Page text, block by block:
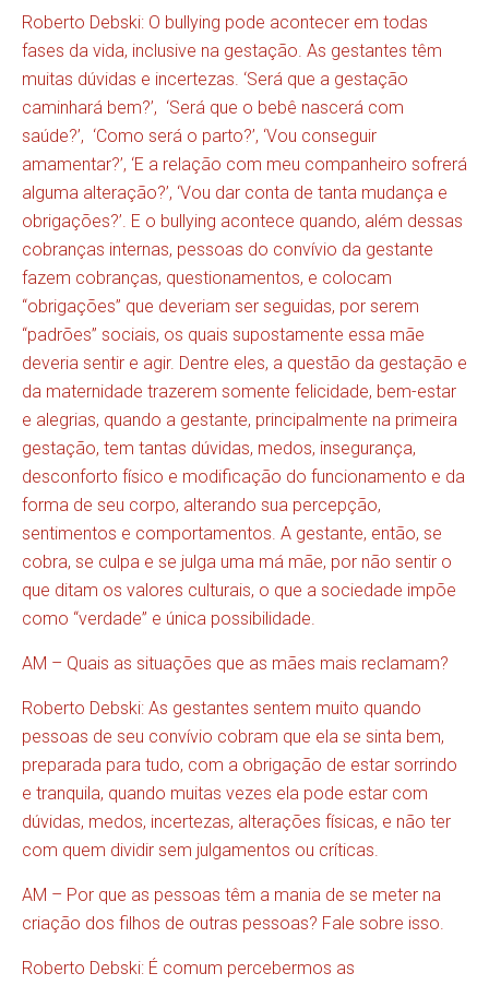
Roberto Debski: O bullying pode acontecer em todas
fases da vida, inclusive na gestação. As gestantes têm
muitas dúvidas e incertezas. ‘Será que a gestação
caminhará bem?’, ‘Será que o bebê nascerá com
saúde?’, ‘Como será o parto?’, ‘Vou conseguir
amamentar?’, ‘E a relação com meu companheiro sofrerá
alguma alteração?’, ‘Vou dar conta de tanta mudança e
obrigações?’. E o bullying acontece quando, além dessas
cobranças internas, pessoas do convívio da gestante
fazem cobranças, questionamentos, e colocam
“obrigações” que deveriam ser seguidas, por serem
“padrões” sociais, os quais supostamente essa mãe
deveria sentir e agir. Dentre eles, a questão da gestação e
da maternidade trazerem somente felicidade, bem-estar
e alegrias, quando a gestante, principalmente na primeira
gestação, tem tantas dúvidas, medos, insegurança,
desconforto físico e modificação do funcionamento e da
forma de seu corpo, alterando sua percepção,
sentimentos e comportamentos. A gestante, então, se
cobra, se culpa e se julga uma má mãe, por não sentir o
que ditam os valores culturais, o que a sociedade impõe
como “verdade” e única possibilidade.
AM – Quais as situações que as mães mais reclamam?
Roberto Debski: As gestantes sentem muito quando
pessoas de seu convívio cobram que ela se sinta bem,
preparada para tudo, com a obrigação de estar sorrindo
e tranquila, quando muitas vezes ela pode estar com
dúvidas, medos, incertezas, alterações físicas, e não ter
com quem dividir sem julgamentos ou críticas.
AM – Por que as pessoas têm a mania de se meter na
criação dos filhos de outras pessoas? Fale sobre isso.
Roberto Debski: É comum percebermos as